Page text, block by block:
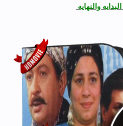
والنهايه